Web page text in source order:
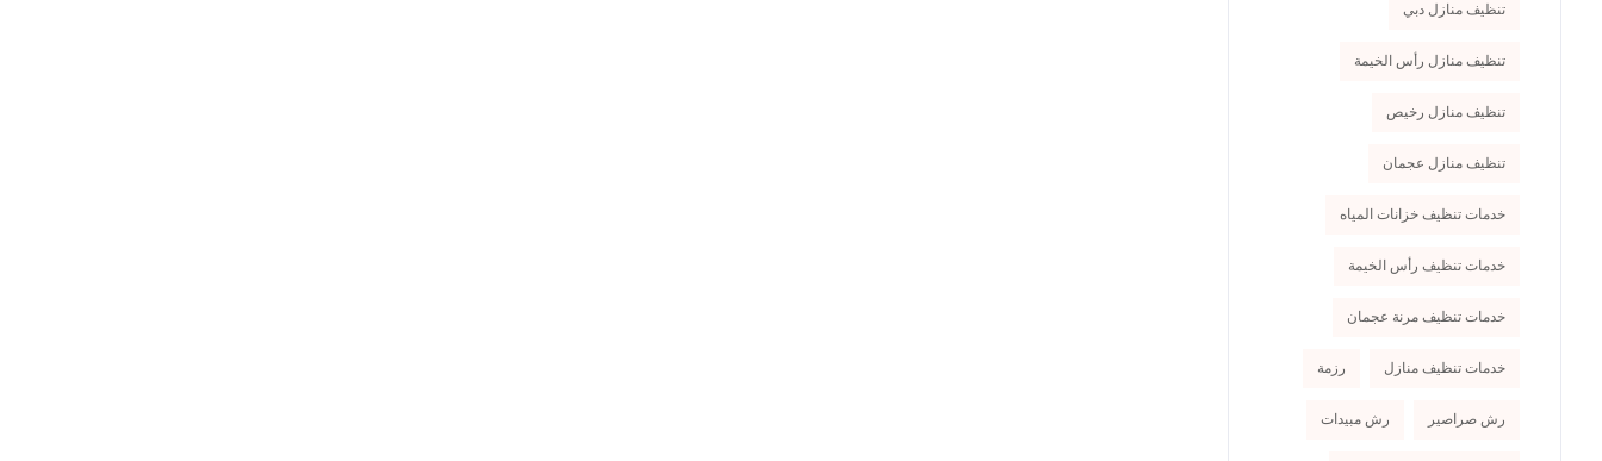
تنظيف منازل دبي
تنظيف منازل رأس الخيمة
تنظيف منازل رخيص
تنظيف منازل عجمان
خدمات تنظيف خزانات المياه
خدمات تنظيف رأس الخيمة
خدمات تنظيف مرنة عجمان
خدمات تنظيف منازل رزمة
رش صراصير رش مبيدات